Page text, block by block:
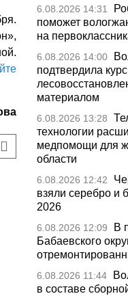
6.08.2026 14:31
поможет
на
6.08.2026 14:00
подтвердила
материалом
6.08.2026 13:28
технологии
медпомощи для
области
6.08.2026 12:42
взяли серебро и
2026
6.08.2026 12:09
В
Бабаевского
6.08.2026 11:44
в составе